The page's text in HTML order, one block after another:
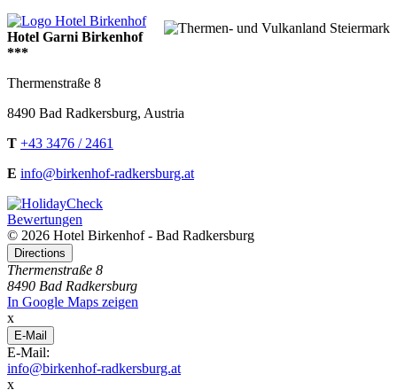
Hotel Garni Birkenhof
***
Thermenstraße 8
8490 Bad Radkersburg, Austria
T +43 3476 / 2461
E info@birkenhof-radkersburg.at
Bewertungen
© 2026 Hotel Birkenhof - Bad Radkersburg
Directions
Thermenstraße 8
8490 Bad Radkersburg
In Google Maps zeigen
x
E-Mail
E-Mail:
info@birkenhof-radkersburg.at
x